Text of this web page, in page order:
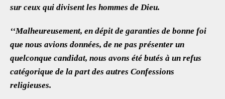
sur ceux qui divisent les hommes de Dieu.
‘‘Malheureusement, en dépit de garanties de bonne foi
que nous avions données, de ne pas présenter un
quelconque candidat, nous avons été butés à un refus
catégorique de la part des autres Confessions
religieuses.